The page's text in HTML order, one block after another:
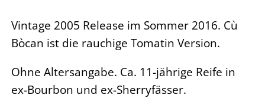
Vintage 2005 Release im Sommer 2016. Cù
Bòcan ist die rauchige Tomatin Version.
Ohne Altersangabe. Ca. 11-jährige Reife in
ex-Bourbon und ex-Sherryfässer.